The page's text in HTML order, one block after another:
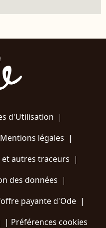
d'Utilisation |
Mentions légales |
autres traceurs |
des données |
payante d'Ode |
| Préférences cookies